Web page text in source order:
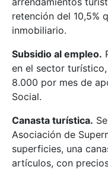
retención del 10,5%
inmobiliario.
Subsidio al empleo.
en el sector
8.000 por mes de
Social.
Canasta turística.
Asociación de
superficies, una
artículos, con